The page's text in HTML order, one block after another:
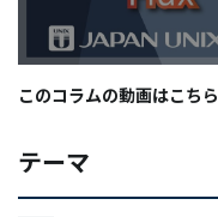
このコラムの動画はこちら
テーマ